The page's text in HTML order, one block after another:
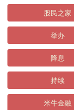
股民之家
举办
降息
持续
米牛金融